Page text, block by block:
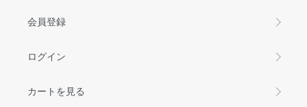
会員登録
ログイン
カートを見る